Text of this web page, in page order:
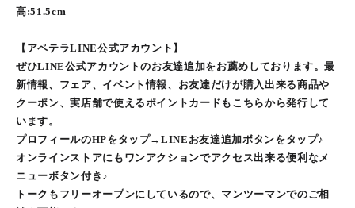
高:51.5cm
【アペテラLINE公式アカウント】
ぜひLINE公式アカウントのお友達追加をお薦めしております。最
新情報、フェア、イベント情報、お友達だけが購入出来る商品や
クーポン、実店舗で使えるポイントカードもこちらから発行して
います。
プロフィールのHPをタップ→LINEお友達追加ボタンをタップ♪
オンラインストアにもワンアクションでアクセス出来る便利なメ
ニューボタン付き♪
トークもフリーオープンにしているので、マンツーマンでのご相